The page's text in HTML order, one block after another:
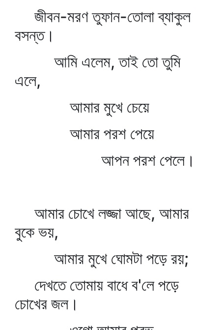
জীবন-মরণ তুফান-তোলা ব্যাকুল
বসন্ত।
আমি এলেম, তাই তো তুমি
এলে,
আমার মুখে চেয়ে
আমার পরশ পেয়ে
আপন পরশ পেলে।
আমার চোখে লজ্জা আছে, আমার
বুকে ভয়,
আমার মুখে ঘোমটা পড়ে রয়;
দেখতে তোমায় বাধে ব'লে পড়ে
চোখের জল।